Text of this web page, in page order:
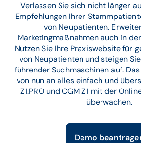
Verlassen Sie sich nicht länger
Empfehlungen Ihrer
von Neupatienten.
Marketingmaßnahmen auch in
Nutzen Sie Ihre Praxiswebsite für
von Neupatienten und steigen
führender Suchmaschinen auf.
von nun an alles einfach und
Z1.PRO und CGM Z1 mit der
überwachen.
Demo